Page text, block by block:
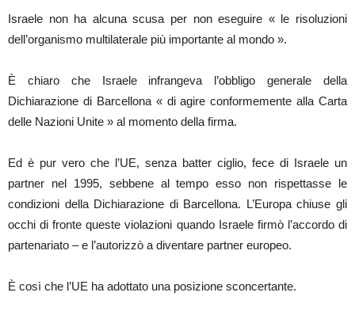
Israele non ha alcuna scusa per non eseguire « le risoluzioni
dell’organismo multilaterale più importante al mondo ».
È chiaro che Israele infrangeva l’obbligo generale della
Dichiarazione di Barcellona « di agire conformemente alla Carta
delle Nazioni Unite » al momento della firma.
Ed è pur vero che l’UE, senza batter ciglio, fece di Israele un
partner nel 1995, sebbene al tempo esso non rispettasse le
condizioni della Dichiarazione di Barcellona. L’Europa chiuse gli
occhi di fronte queste violazioni quando Israele firmò l’accordo di
partenariato – e l’autorizzò a diventare partner europeo.
È così che l’UE ha adottato una posizione sconcertante.